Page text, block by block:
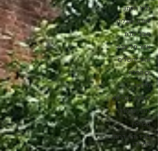
גליל תחתון
לונדון, אנגליה
סובב כנרת
אזור תל אביב
אזור ירושלים
ים המלח
מילאנו
לרנקה, קפריסין
דנוור, קולורדו
קפריסין
דנבר והרי הרוקי,
קולורדו